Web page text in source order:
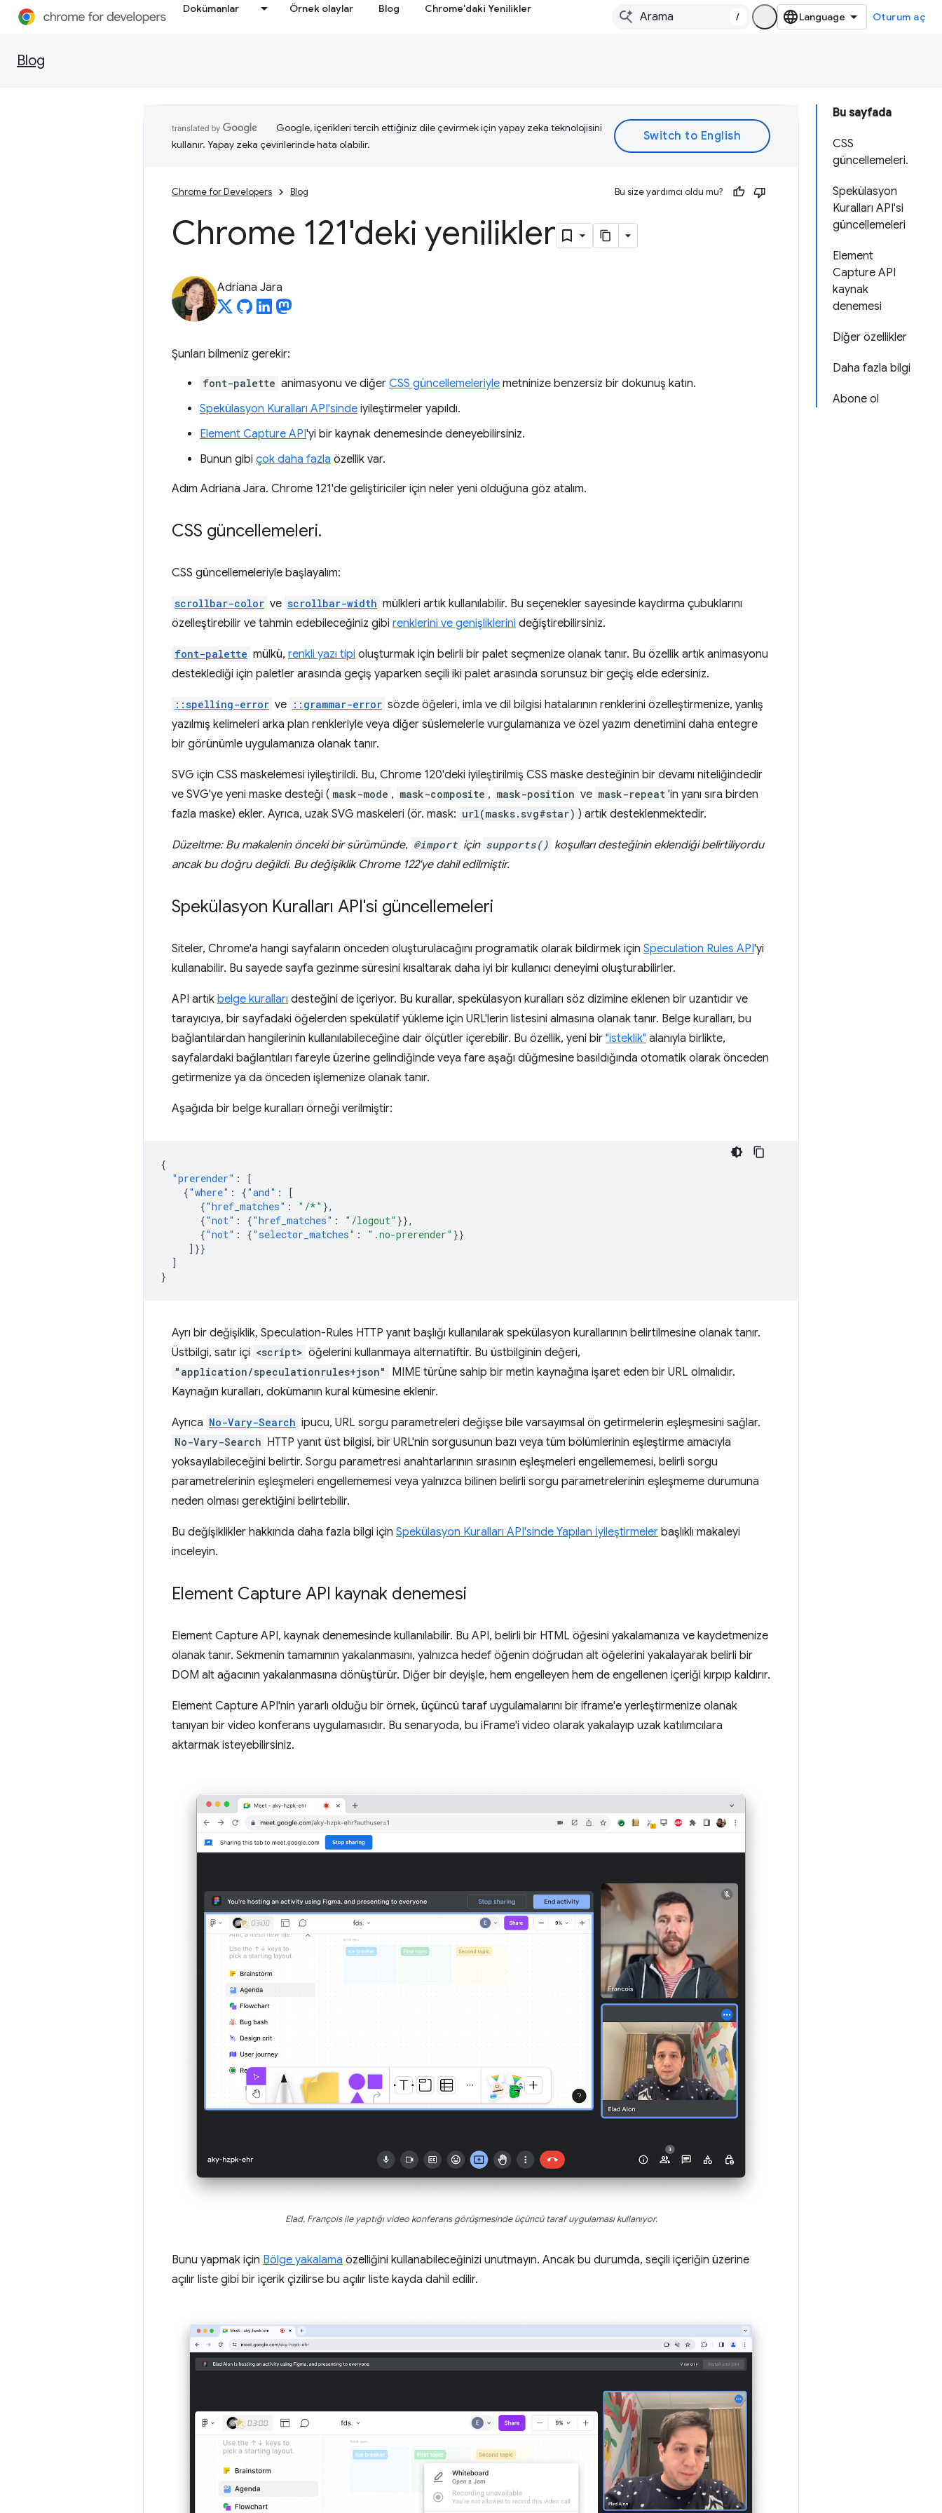
Dokümanlar Örnek olaylar Blog Chrome'daki Yenilikler
/ Oturum aç
Blog
Bu sayfada
CSS
güncellemeleri.
Spekülasyon
Kuralları API'si
güncellemeleri
Element
Capture API
kaynak
denemesi
Diğer özellikler
Daha fazla bilgi
Abone ol
Google, içerikleri tercih ettiğiniz dile çevirmek için yapay zeka teknolojisini
kullanır. Yapay zeka çevirilerinde hata olabilir.
Chrome for Developers Blog Bu size yardımcı oldu mu?
Chrome 121'deki yenilikler
Adriana Jara
Şunları bilmeniz gerekir:
font-palette animasyonu ve diğer CSS güncellemeleriyle metninize benzersiz bir dokunuş katın.
Spekülasyon Kuralları API'sinde iyileştirmeler yapıldı.
Element Capture API'yi bir kaynak denemesinde deneyebilirsiniz.
Bunun gibi çok daha fazla özellik var.
Adım Adriana Jara. Chrome 121'de geliştiriciler için neler yeni olduğuna göz atalım.
CSS güncellemeleri.
CSS güncellemeleriyle başlayalım:
scrollbar-color ve scrollbar-width mülkleri artık kullanılabilir. Bu seçenekler sayesinde kaydırma çubuklarını
özelleştirebilir ve tahmin edebileceğiniz gibi renklerini ve genişliklerini değiştirebilirsiniz.
font-palette mülkü, renkli yazı tipi oluşturmak için belirli bir palet seçmenize olanak tanır. Bu özellik artık animasyonu
desteklediği için paletler arasında geçiş yaparken seçili iki palet arasında sorunsuz bir geçiş elde edersiniz.
::spelling-error ve ::grammar-error sözde öğeleri, imla ve dil bilgisi hatalarının renklerini özelleştirmenize, yanlış
yazılmış kelimeleri arka plan renkleriyle veya diğer süslemelerle vurgulamanıza ve özel yazım denetimini daha entegre
bir görünümle uygulamanıza olanak tanır.
SVG için CSS maskelemesi iyileştirildi. Bu, Chrome 120'deki iyileştirilmiş CSS maske desteğinin bir devamı niteliğindedir
ve SVG'ye yeni maske desteği ( mask-mode , mask-composite , mask-position ve mask-repeat 'in yanı sıra birden
fazla maske) ekler. Ayrıca, uzak SVG maskeleri (ör. mask: url(masks.svg#star) ) artık desteklenmektedir.
Düzeltme: Bu makalenin önceki bir sürümünde, @import için supports() koşulları desteğinin eklendiği belirtiliyordu
ancak bu doğru değildi. Bu değişiklik Chrome 122'ye dahil edilmiştir.
Spekülasyon Kuralları API'si güncellemeleri
Siteler, Chrome'a hangi sayfaların önceden oluşturulacağını programatik olarak bildirmek için Speculation Rules API'yi
kullanabilir. Bu sayede sayfa gezinme süresini kısaltarak daha iyi bir kullanıcı deneyimi oluşturabilirler.
API artık belge kuralları desteğini de içeriyor. Bu kurallar, spekülasyon kuralları söz dizimine eklenen bir uzantıdır ve
tarayıcıya, bir sayfadaki öğelerden spekülatif yükleme için URL'lerin listesini almasına olanak tanır. Belge kuralları, bu
bağlantılardan hangilerinin kullanılabileceğine dair ölçütler içerebilir. Bu özellik, yeni bir "isteklik" alanıyla birlikte,
sayfalardaki bağlantıları fareyle üzerine gelindiğinde veya fare aşağı düğmesine basıldığında otomatik olarak önceden
getirmenize ya da önceden işlemenize olanak tanır.
Aşağıda bir belge kuralları örneği verilmiştir:
{
"prerender" :
[
{"where" : {"and" :
[
{"href_matches" : "/*" },
{"not" : {"href_matches" : "/logout" }},
{"not" : {"selector_matches" : ".no-prerender" }}
]}}
]
}
Ayrı bir değişiklik, Speculation-Rules HTTP yanıt başlığı kullanılarak spekülasyon kurallarının belirtilmesine olanak tanır.
Üstbilgi, satır içi <script> öğelerini kullanmaya alternatiftir. Bu üstbilginin değeri,
"application/speculationrules+json"
MIME türüne sahip bir metin kaynağına işaret eden bir URL olmalıdır.
Kaynağın kuralları, dokümanın kural kümesine eklenir.
Ayrıca No-Vary-Search ipucu, URL sorgu parametreleri değişse bile varsayımsal ön getirmelerin eşleşmesini sağlar.
No-Vary-Search HTTP yanıt üst bilgisi, bir URL'nin sorgusunun bazı veya tüm bölümlerinin eşleştirme amacıyla
yoksayılabileceğini belirtir. Sorgu parametresi anahtarlarının sırasının eşleşmeleri engellememesi, belirli sorgu
parametrelerinin eşleşmeleri engellememesi veya yalnızca bilinen belirli sorgu parametrelerinin eşleşmeme durumuna
neden olması gerektiğini belirtebilir.
Bu değişiklikler hakkında daha fazla bilgi için Spekülasyon Kuralları API'sinde Yapılan İyileştirmeler başlıklı makaleyi
inceleyin.
Element Capture API kaynak denemesi
Element Capture API, kaynak denemesinde kullanılabilir. Bu API, belirli bir HTML öğesini yakalamanıza ve kaydetmenize
olanak tanır. Sekmenin tamamının yakalanmasını, yalnızca hedef öğenin doğrudan alt öğelerini yakalayarak belirli bir
DOM alt ağacının yakalanmasına dönüştürür. Diğer bir deyişle, hem engelleyen hem de engellenen içeriği kırpıp kaldırır.
Element Capture API'nin yararlı olduğu bir örnek, üçüncü taraf uygulamalarını bir iframe'e yerleştirmenize olanak
tanıyan bir video konferans uygulamasıdır. Bu senaryoda, bu iFrame'i video olarak yakalayıp uzak katılımcılara
aktarmak isteyebilirsiniz.
Elad, François ile yaptığı video konferans görüşmesinde üçüncü taraf uygulaması kullanıyor.
Bunu yapmak için Bölge yakalama özelliğini kullanabileceğinizi unutmayın. Ancak bu durumda, seçili içeriğin üzerine
açılır liste gibi bir içerik çizilirse bu açılır liste kayda dahil edilir.